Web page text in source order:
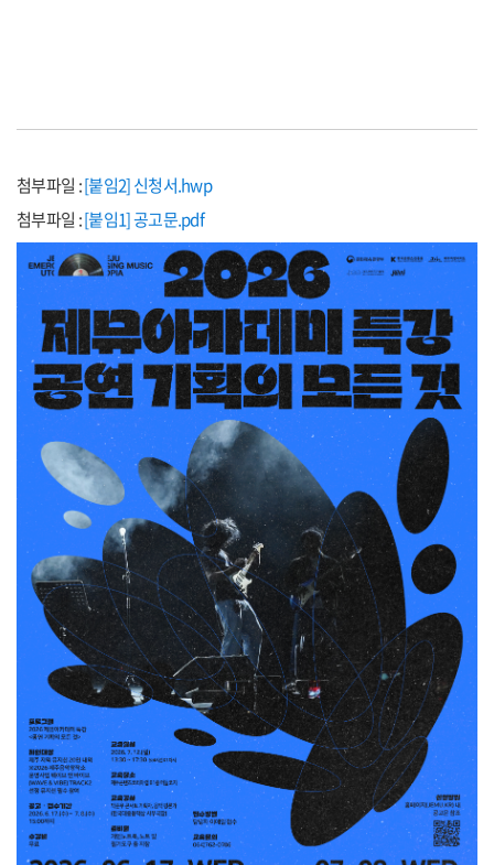
첨부파일 :[붙임2] 신청서.hwp
첨부파일 :[붙임1] 공고문.pdf